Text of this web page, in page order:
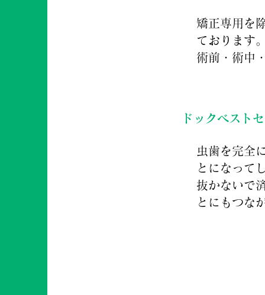
矯正専用を
ております。
術前・術中
ドックベスト
虫歯を完全
とになって
抜かないで
とにもつな